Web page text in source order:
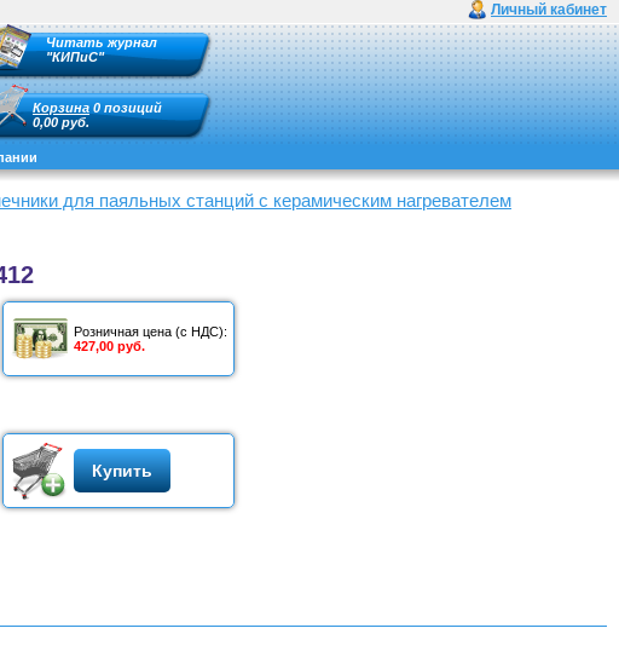
Личный кабинет
Читать журнал
"КИПиС"
Корзина 0 позиций
0,00 руб.
для паяльных станций с керамическим нагревателем
Розничная цена (с НДС):
427,00 руб.
Купить